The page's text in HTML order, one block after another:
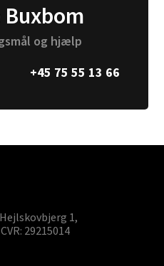
og hjælp
+45 75 55 13 66
Hejlskovbjerg 1,
29215014